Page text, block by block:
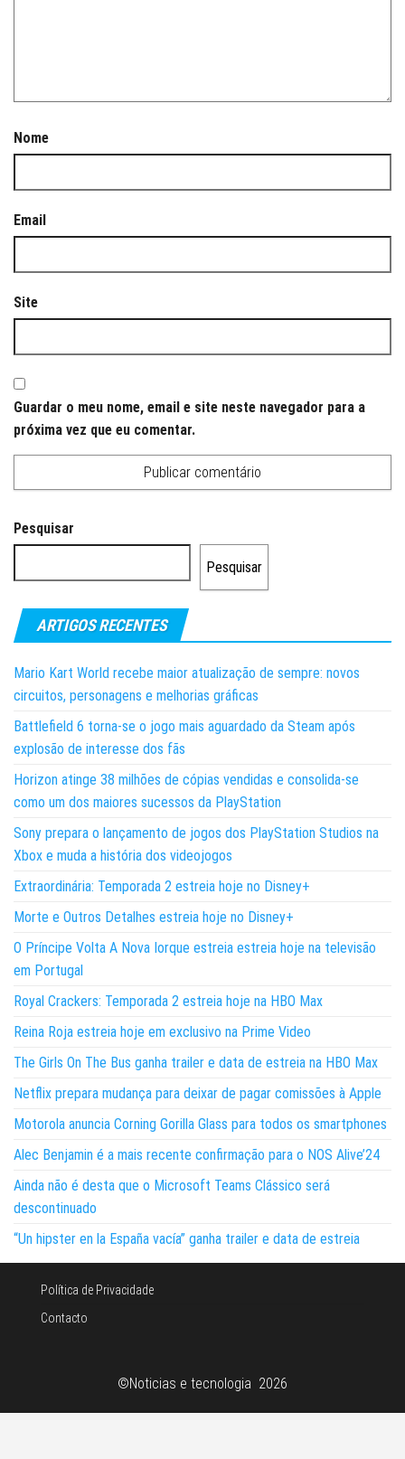
Nome
Email
Site
Guardar o meu nome, email e site neste navegador para a
próxima vez que eu comentar.
Pesquisar
Pesquisar
ARTIGOS RECENTES
Mario Kart World recebe maior atualização de sempre: novos
circuitos, personagens e melhorias gráficas
Battlefield 6 torna-se o jogo mais aguardado da Steam após
explosão de interesse dos fãs
Horizon atinge 38 milhões de cópias vendidas e consolida-se
como um dos maiores sucessos da PlayStation
Sony prepara o lançamento de jogos dos PlayStation Studios na
Xbox e muda a história dos videojogos
Extraordinária: Temporada 2 estreia hoje no Disney+
Morte e Outros Detalhes estreia hoje no Disney+
O Príncipe Volta A Nova Iorque estreia estreia hoje na televisão
em Portugal
Royal Crackers: Temporada 2 estreia hoje na HBO Max
Reina Roja estreia hoje em exclusivo na Prime Video
The Girls On The Bus ganha trailer e data de estreia na HBO Max
Netflix prepara mudança para deixar de pagar comissões à Apple
Motorola anuncia Corning Gorilla Glass para todos os smartphones
Alec Benjamin é a mais recente confirmação para o NOS Alive’24
Ainda não é desta que o Microsoft Teams Clássico será
descontinuado
“Un hipster en la España vacía” ganha trailer e data de estreia
Política de Privacidade
Contacto
©Noticias e tecnologia 2026